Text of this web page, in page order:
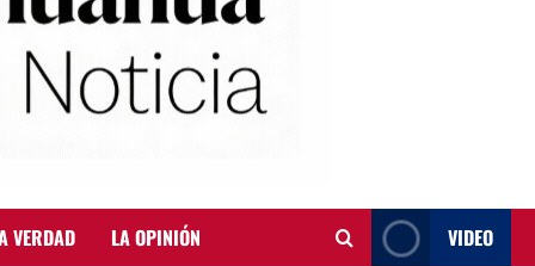
VERDAD LA OPINIÓN VIDEO